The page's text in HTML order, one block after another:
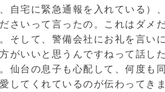
自宅に緊急通報を入れている）
さいって言ったの。これはダメ
そして、警備会社にお礼を言い
がいいと思うんですねって話し
仙台の息子も心配して、何度も
してくれているのが伝わってき